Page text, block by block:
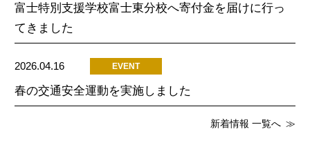
富士特別支援学校富士東分校へ寄付金を届けに行っ
てきました
2026.04.16 EVENT
春の交通安全運動を実施しました
新着情報 一覧へ